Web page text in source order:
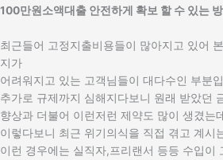
100만원소액대출 안전하게 확보 할 수 있는
최근들어 고정지출비용들이 많아지고 있어
지가
어려워지고 있는 고객님들이 대다수인 부분
추가로 규제까지 심해지다보니 원래 받았던
향상과 더불어 이런저런 제약도 많이 생겼는
이렇다보니 최근 위기의식을 직접 겪고 계시
이런 경우에는 실직자,프리랜서 등등 수입이